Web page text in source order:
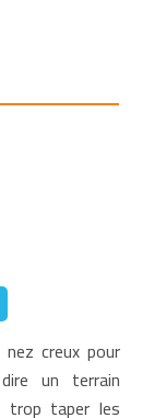
creux pour
un terrain
trop taper les